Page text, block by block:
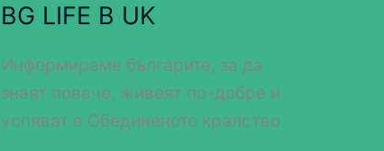
BG LIFE В UK
Информираме българите, за да
знаят повече, живеят по-добре и
успяват в Обединеното кралство.